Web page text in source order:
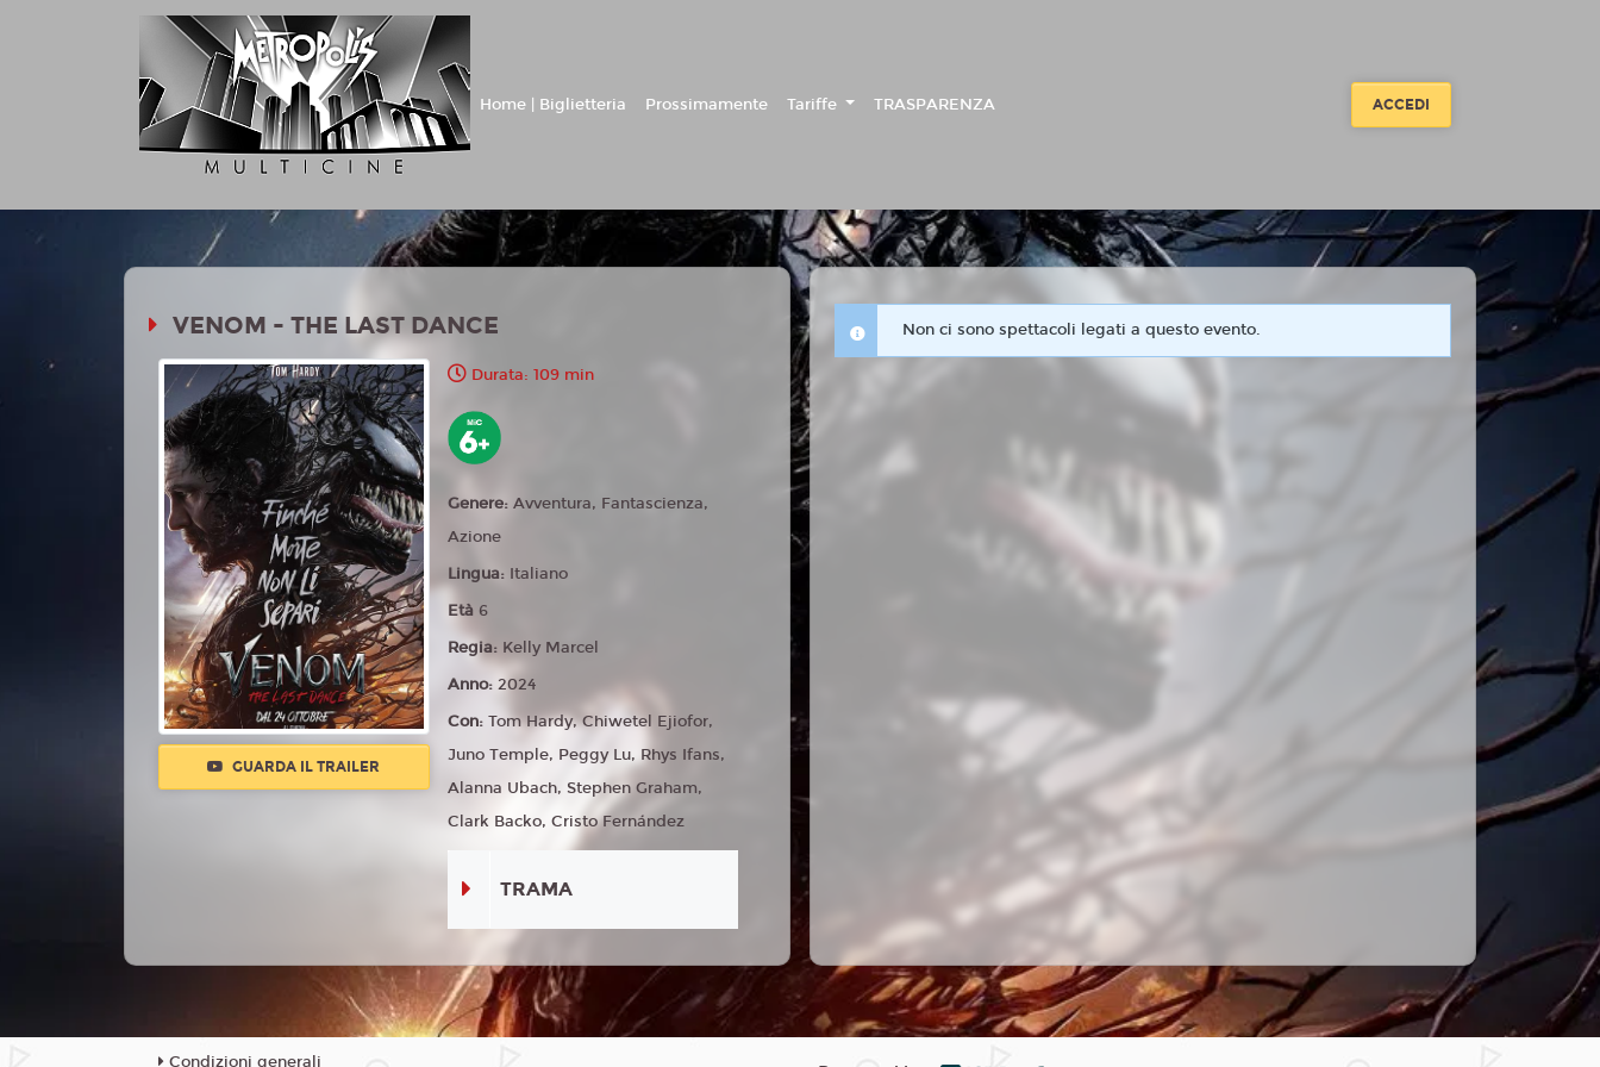
Home | Biglietteria Prossimamente Tariffe TRASPARENZA ACCEDI
VENOM - THE LAST DANCE
GUARDA IL TRAILER
Durata: 109 min
Genere:Avventura, Fantascienza,
Azione
Lingua: Italiano
Età 6
Regia: Kelly Marcel
Anno:2024
Con:Tom Hardy, Chiwetel Ejiofor,
Juno Temple, Peggy Lu, Rhys Ifans,
Alanna Ubach, Stephen Graham,
Clark Backo, Cristo Fernández
TRAMA
Non ci sono spettacoli legati a questo evento.
Condizioni generali